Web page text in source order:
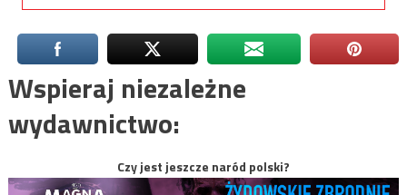
Wspieraj niezależne
wydawnictwo:
Czy jest jeszcze naród polski?